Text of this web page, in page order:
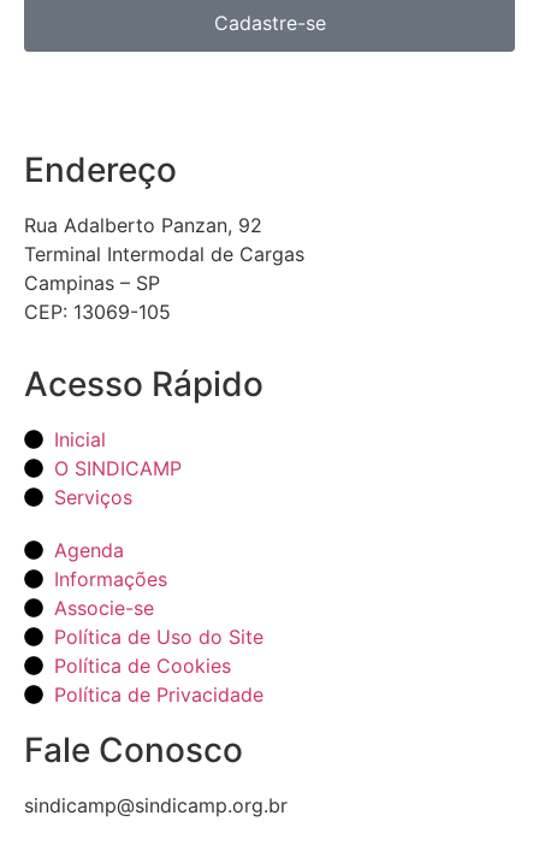
Cadastre-se
Endereço
Rua Adalberto Panzan, 92
Terminal Intermodal de Cargas
Campinas – SP
CEP: 13069-105
Acesso Rápido
Inicial
O SINDICAMP
Serviços
Agenda
Informações
Associe-se
Política de Uso do Site
Política de Cookies
Política de Privacidade
Fale Conosco
sindicamp@sindicamp.org.br